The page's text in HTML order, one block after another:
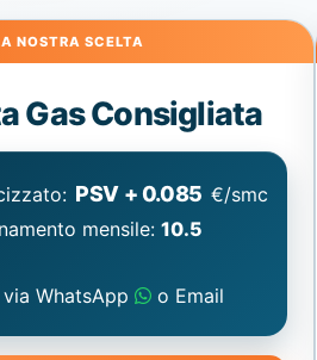
Gas Consigliata
PSV + 0.085 €/smc
mensile:10.5
via WhatsApp o Email